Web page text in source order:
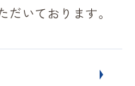
いております。